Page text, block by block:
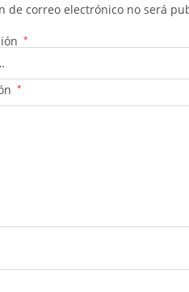
de correo electrónico no será
*
*